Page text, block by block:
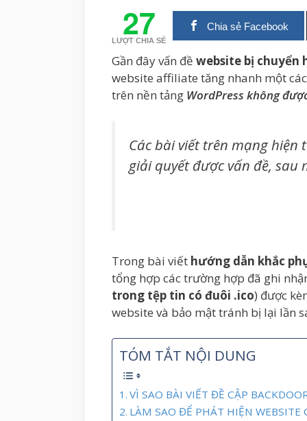
27
LƯỢT CHIA SẺ
Chia sẻ Facebook
Gần đây vấn đề website bị chuyển
website affiliate tăng nhanh một
trên nền tảng WordPress không
Các bài viết trên mạng hiện
giải quyết được vấn đề,
Trong bài viết hướng dẫn khắc
tổng hợp các trường hợp đã ghi
trong tệp tin có đuôi .ico) được
website và bảo mật tránh bị lại lần
TÓM TẮT NỘI DUNG
VÌ SAO BÀI VIẾT ĐỀ CẬP
LÀM SAO ĐỂ PHÁT HIỆN WEBSITE